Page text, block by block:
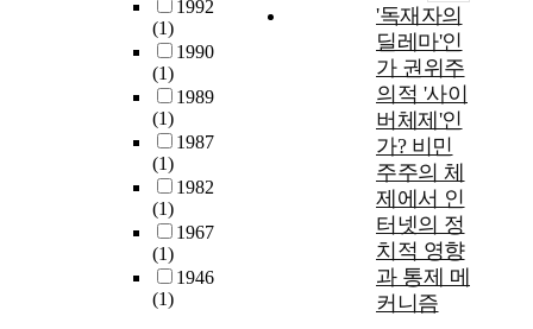
1992
(1)
1990
(1)
1989
(1)
1987
(1)
1982
(1)
1967
(1)
1946
(1)
'독재자의
딜레마'인
가 권위주
의적 '사이
버체제'인
가? 비민
주주의 체
제에서 인
터넷의 정
치적 영향
과 통제 메
커니즘